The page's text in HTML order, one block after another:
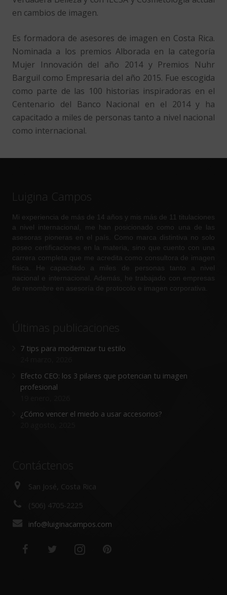
en cambios de imagen.
Es formadora de asesores de imagen en Costa Rica.
Nominada a los premios Alborada en la categoría
Mujer Innovación del año 2014 y Premios Nuhr
Barguil como Empresaria del año 2015. Fue escogida
como parte de las 100 historias inspiradoras en el
Centenario del Banco Nacional en el 2014 y ha
capacitado a miles de personas tanto a nivel nacional
como internacional.
Luigina Campos
Mi experiencia de más de 14 años y mis más de 11 titulaciones
a nivel internacional, me han posicionado como una de las
asesoras pioneras en el país. Como marca distintiva no solo
poseo certificaciones en la materia, sino que cuento con una
carrera completa que me acredita como consultora de imagen
física. He capacitado a miles de personas tanto a nivel
nacional e internacional. Además, he trabajado con empresas
de renombre en asesoría de protocolo e imagen corporativa.
Últimas publicaciones
7 tips para modernizar tu estilo
Efecto CEO: los 3 pilares que potencian tu imagen
profesional
¿Cómo vencer el miedo a usar accesorios?
Contáctenos
San José, Costa Rica
(506) 4705-2225
info@luiginacampos.com